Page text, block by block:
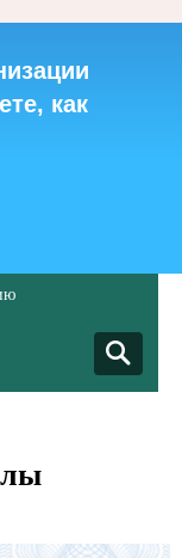
как